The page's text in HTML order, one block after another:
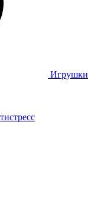
Игрушки